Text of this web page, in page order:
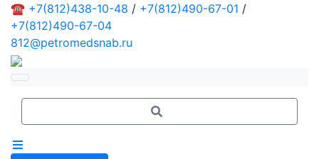
☎ +7(812)438-10-48 / +7(812)490-67-01 /
+7(812)490-67-04
812@petromedsnab.ru